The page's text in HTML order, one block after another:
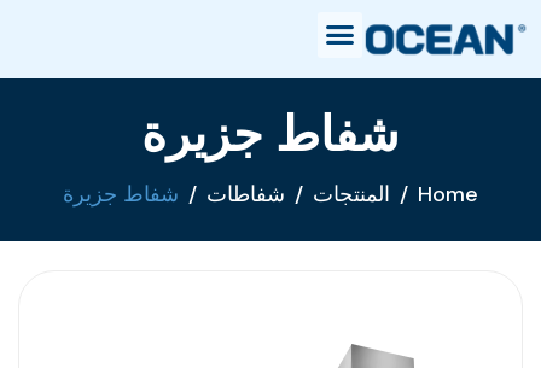
شفاط جزيرة
Home المنتجات شفاطات شفاط جزيرة